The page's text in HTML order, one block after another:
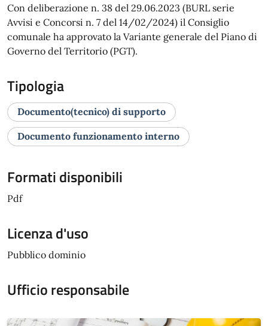
Con deliberazione n. 38 del 29.06.2023 (BURL serie
Avvisi e Concorsi n. 7 del 14/02/2024) il Consiglio
comunale ha approvato la Variante generale del Piano di
Governo del Territorio (PGT).
Tipologia
Documento(tecnico) di supporto
Documento funzionamento interno
Formati disponibili
Pdf
Licenza d'uso
Pubblico dominio
Ufficio responsabile